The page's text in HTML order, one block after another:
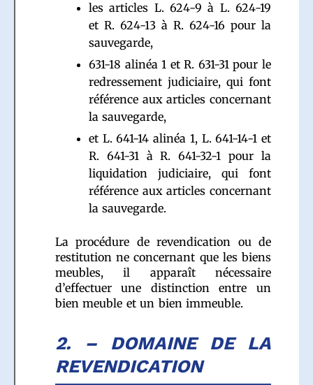
les articles L. 624-9 à L. 624-19
et R. 624-13 à R. 624-16 pour la
sauvegarde,
631-18 alinéa 1 et R. 631-31 pour le
redressement judiciaire, qui font
référence aux articles concernant
la sauvegarde,
et L. 641-14 alinéa 1, L. 641-14-1 et
R. 641-31 à R. 641-32-1 pour la
liquidation judiciaire, qui font
référence aux articles concernant
la sauvegarde.
La procédure de revendication ou de
restitution ne concernant que les biens
meubles, il apparaît nécessaire
d’effectuer une distinction entre un
bien meuble et un bien immeuble.
2. – DOMAINE DE LA
REVENDICATION